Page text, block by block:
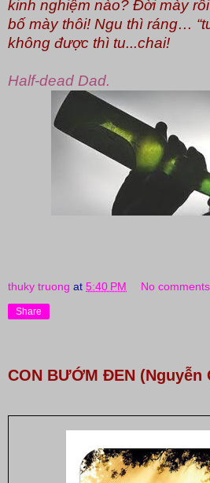
kinh nghiệm nào? Đời mày
bố mày thôi! Ngu thì ráng…
không được thì tu...chai!
Half-dead Dad.
thuky truong at 5:40 PM No
Share
CON BƯỚM ĐEN (Nguyễn